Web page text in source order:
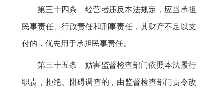
第三十四条 经营者违反本法规定 ， 应当承担
民事责任、行政责任和刑事责任，其财产不足以支
付的 ， 优先用于承担民事责任。
第三十五条 妨害监督检查部门依照本法履行
职责 ， 拒绝、阻碍调查的，由监督检查部门责令改